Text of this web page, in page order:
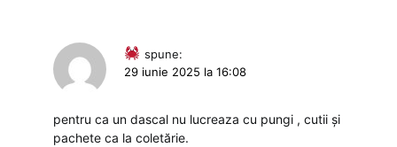
spune:
29 iunie 2025 la 16:08
pentru ca un dascal nu lucreaza cu pungi , cutii și
pachete ca la coletărie.